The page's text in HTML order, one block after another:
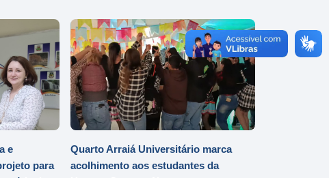
e
para
Quarto Arraiá Universitário marca
acolhimento aos estudantes da